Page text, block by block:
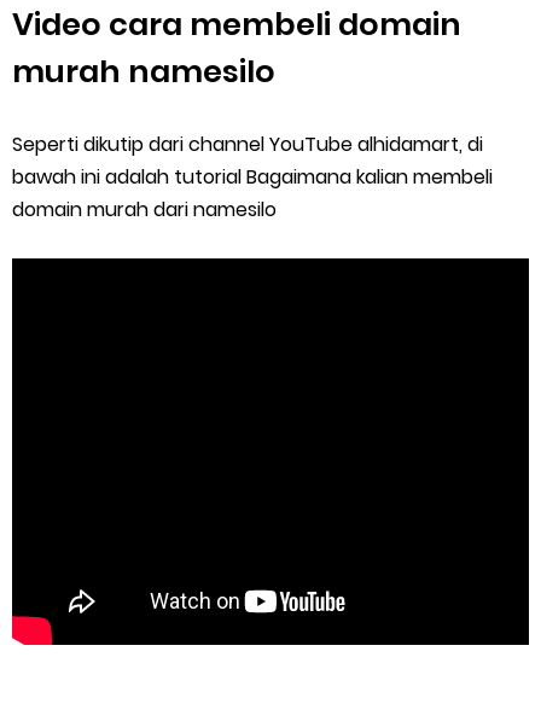
Video cara membeli domain
murah namesilo
Seperti dikutip dari channel YouTube alhidamart, di
bawah ini adalah tutorial Bagaimana kalian membeli
domain murah dari namesilo